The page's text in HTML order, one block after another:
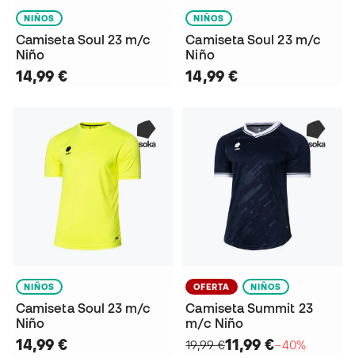
NIÑOS
Camiseta Soul 23 m/c
Niño
14,99 €
NIÑOS
Camiseta Soul 23 m/c
Niño
14,99 €
NIÑOS
Camiseta Soul 23 m/c
Niño
14,99 €
OFERTA NIÑOS
Camiseta Summit 23
m/c Niño
19,99 €11,99 €−40%